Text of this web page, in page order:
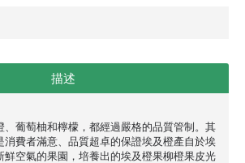
描述
、葡萄柚和檸檬，都經過嚴格的品質管制。其
消費者滿意、品質超卓的保證埃及橙產自於埃
鮮空氣的果園，培養出的埃及橙果柳橙果皮光